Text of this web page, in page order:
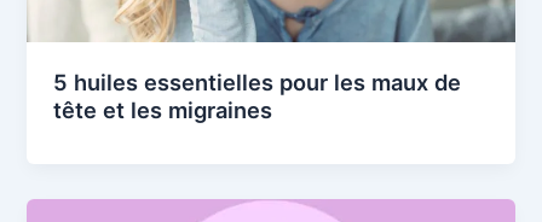
5 huiles essentielles pour les maux de
tête et les migraines